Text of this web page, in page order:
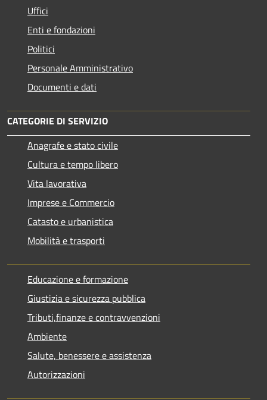
Uffici
Enti e fondazioni
Politici
Personale Amministrativo
Documenti e dati
CATEGORIE DI SERVIZIO
Anagrafe e stato civile
Cultura e tempo libero
Vita lavorativa
Imprese e Commercio
Catasto e urbanistica
Mobilità e trasporti
Educazione e formazione
Giustizia e sicurezza pubblica
Tributi,finanze e contravvenzioni
Ambiente
Salute, benessere e assistenza
Autorizzazioni